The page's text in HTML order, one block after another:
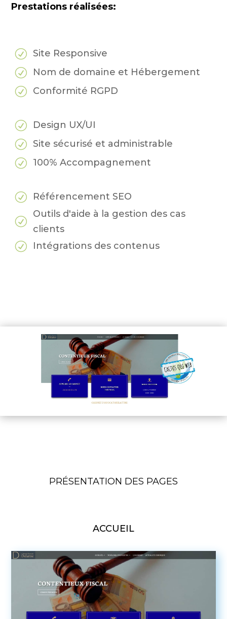
Prestations réalisées:
R Site Responsive
R Nom de domaine et Hébergement
R Conformité RGPD
R Design UX/UI
R Site sécurisé et administrable
R 100% Accompagnement
R Référencement SEO
R
Outils d'aide à la gestion des cas
clients
R Intégrations des contenus
PRÉSENTATION DES PAGES
ACCUEIL